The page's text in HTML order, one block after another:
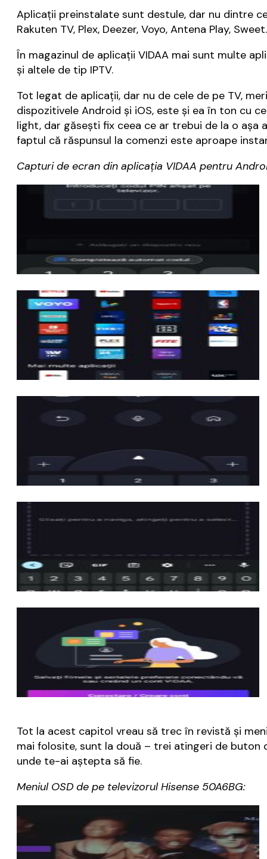
Aplicații preinstalate sunt destule, dar nu dintre
Rakuten TV, Plex, Deezer, Voyo, Antena Play,
În magazinul de aplicații VIDAA mai sunt multe
și altele de tip IPTV.
Tot legat de aplicații, dar nu de cele de pe TV,
dispozitivele Android și iOS, este și ea în ton cu
light, dar găsești fix ceea ce ar trebui de la o
faptul că răspunsul la comenzi este aproape
Capturi de ecran din aplicația VIDAA pentru
Tot la acest capitol vreau să trec în revistă și
mai folosite, sunt la două – trei atingeri de buton
unde te-ai aștepta să fie.
Meniul OSD de pe televizorul Hisense 50A6BG: